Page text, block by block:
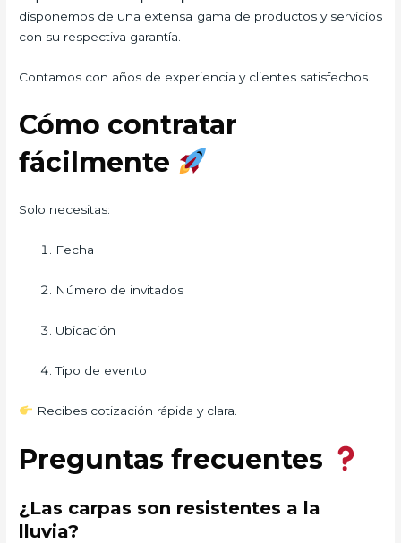
disponemos de una extensa gama de productos y servicios
con su respectiva garantía.
Contamos con años de experiencia y clientes satisfechos.
Cómo contratar
fácilmente
Solo necesitas:
Fecha
Número de invitados
Ubicación
Tipo de evento
Recibes cotización rápida y clara.
Preguntas frecuentes
¿Las carpas son resistentes a la
lluvia?